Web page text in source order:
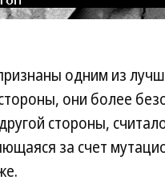
одним из
они более
стороны,
за счет